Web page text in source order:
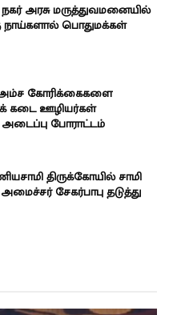
அரசு மருத்துவமனையில்
நாய்களால் பொதுமக்கள்
அம்ச கோரிக்கைகளை
கடை ஊழியர்கள்
அடைப்பு போராட்டம்
திருக்கோயில் சாமி
சேகர்பாபு தடுத்து